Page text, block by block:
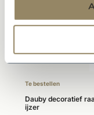
Te bestellen
Dauby decoratief
ijzer